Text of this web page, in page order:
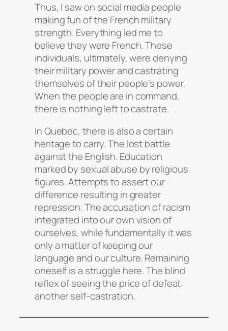
Thus, I saw on social media people
making fun of the French military
strength. Everything led me to
believe they were French. These
individuals, ultimately, were denying
their military power and castrating
themselves of their people’s power.
When the people are in command,
there is nothing left to castrate.
In Quebec, there is also a certain
heritage to carry. The lost battle
against the English. Education
marked by sexual abuse by religious
figures. Attempts to assert our
difference resulting in greater
repression. The accusation of racism
integrated into our own vision of
ourselves, while fundamentally it was
only a matter of keeping our
language and our culture. Remaining
oneself is a struggle here. The blind
reflex of seeing the price of defeat:
another self-castration.